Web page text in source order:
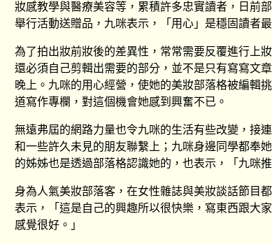
妝感教學與醫療美容等，累積許多忠實讀者，日前
舉行活動送贈品，九咪表示，「用心」是穩固讀者
為了拍出妝前妝後的差異性，常常需要反覆進行上
還必須自己剪輯出需要的部分，並不是只有寫寫文
晚上。九咪的用心經營，使她的美妝部落格被編輯
道寫作專欄，對這個機會她感到興奮不已。
無遠弗屆的網路力量也令九咪的生活有些改變，接
和一些許久未見的朋友聯繫上；九咪身邊同學都奉
的姊姊也是透過部落格認識她的，也表示，「九咪
身為人氣美妝部落客，在女性雜誌與美妝談話節目
表示，「這是自己的興趣所以很快樂，寫東西跟大
感覺很好。」